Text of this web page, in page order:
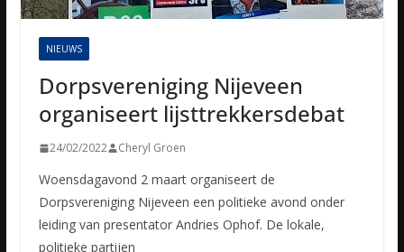
NIEUWS
Dorpsvereniging Nijeveen
organiseert lijsttrekkersdebat
24/02/2022 Cheryl Groen
Woensdagavond 2 maart organiseert de
Dorpsvereniging Nijeveen een politieke avond onder
leiding van presentator Andries Ophof. De lokale,
politieke partijen